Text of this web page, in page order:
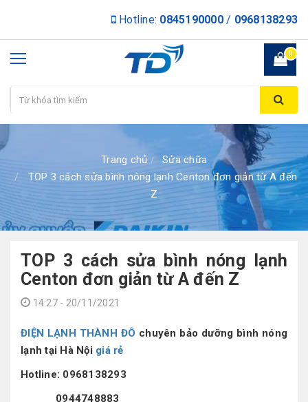
Hotline: 0845190000/ 0968138293
0
Trang chủ
Sửa chữa
TOP 3 cách sửa bình nóng lạnh Centon đơn giản từ A đến
Z
TOP 3 cách sửa bình nóng lạnh
Centon đơn giản từ A đến Z
14:27 - 20/11/2021
ĐIỆN LẠNH THÀNH ĐÔ chuyên bảo dưỡng bình nóng
lạnh tại Hà Nội giá rẻ
Hotline: 0968138293
0944748883